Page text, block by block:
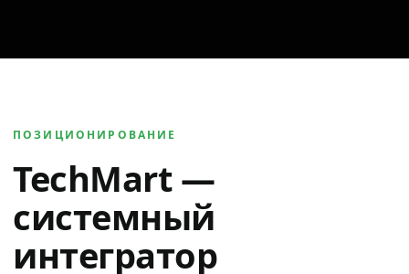
ПОЗИЦИОНИРОВАНИЕ
TechMart —
системный
интегратор